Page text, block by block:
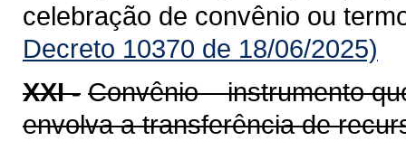
celebração de convênio ou
Decreto 10370 de 18/06/2025)
XXI - Convênio – instrumento
envolva a transferência de